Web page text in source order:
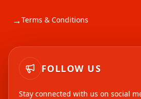
→Terms & Conditions
FOLLOW US
Stay connected with us on social